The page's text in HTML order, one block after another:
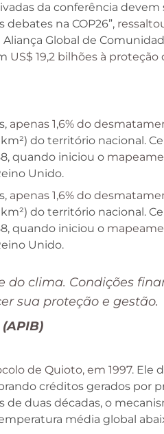
da conferência devem
na COP26”,
Global de
US$ 19,2 bilhões à proteção
apenas 1,6% do
do território nacional.
quando iniciou o
Unido.
apenas 1,6% do
do território nacional.
quando iniciou o
Unido.
do clima. Condições
sua proteção e gestão.
de Quioto, em 1997. Ele
créditos gerados por
duas décadas, o
média global